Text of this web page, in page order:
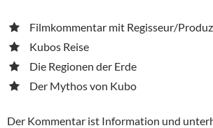
Filmkommentar mit Regisseur/
Kubos Reise
Die Regionen der Erde
Der Mythos von Kubo
Der Kommentar ist Information und